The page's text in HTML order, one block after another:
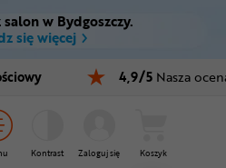
Ctrl M
produkcie
w Bydgoszczy.
się więcej
4,9/5 Nasza
Kontrast Zaloguj się Koszyk